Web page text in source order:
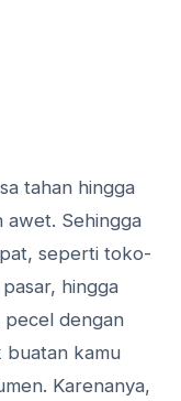
tahan hingga
awet. Sehingga
seperti toko-
hingga
pecel dengan
buatan kamu
Karenanya,